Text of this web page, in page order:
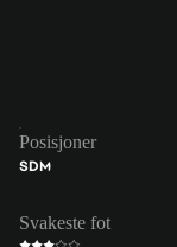
Posisjoner
SDM
Svakeste fot